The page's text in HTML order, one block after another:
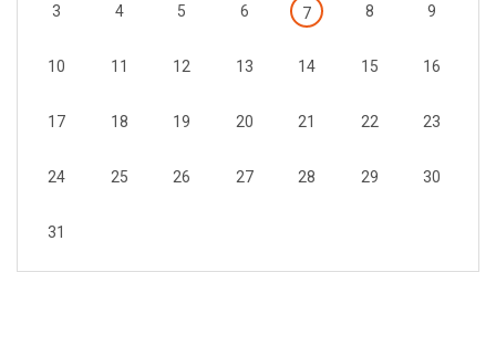
3 4 5 6 7 8 9
10 11 12 13 14 15 16
17 18 19 20 21 22 23
24 25 26 27 28 29 30
31